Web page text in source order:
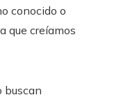
conocido o
que creíamos
buscan